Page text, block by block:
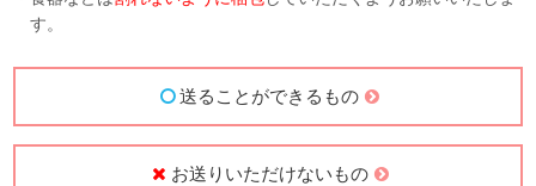
す。
送ることができるもの
お送りいただけないもの